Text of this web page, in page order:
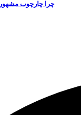
چرا چارچوب مشهور